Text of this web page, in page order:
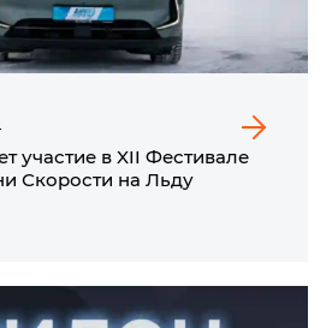
участие в XII Фестивале
Скорости на Льду